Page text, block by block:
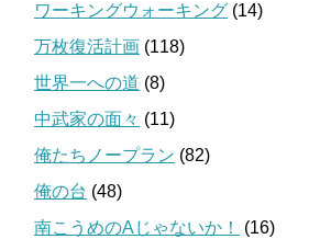
ワーキングウォーキング (14)
万枚復活計画 (118)
世界一への道 (8)
中武家の面々 (11)
俺たちノープラン (82)
俺の台 (48)
南こうめのAじゃないか！
(16)